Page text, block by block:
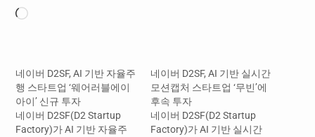
로
네이버 D2SF, AI 기반 자율주
행 스타트업 ‘웨어러블에이
아이’ 신규 투자
네이버 D2SF(D2 Startup
Factory)가 AI 기반 자율주
네이버 D2SF, AI 기반 실시간
모션캡처 스타트업 ‘무빈’에
후속 투자
네이버 D2SF(D2 Startup
Factory)가 AI 기반 실시간